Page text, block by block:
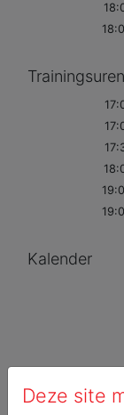
Trainingsuren
Kalender
Deze site